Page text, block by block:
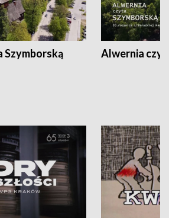
Szymborską Alwernia